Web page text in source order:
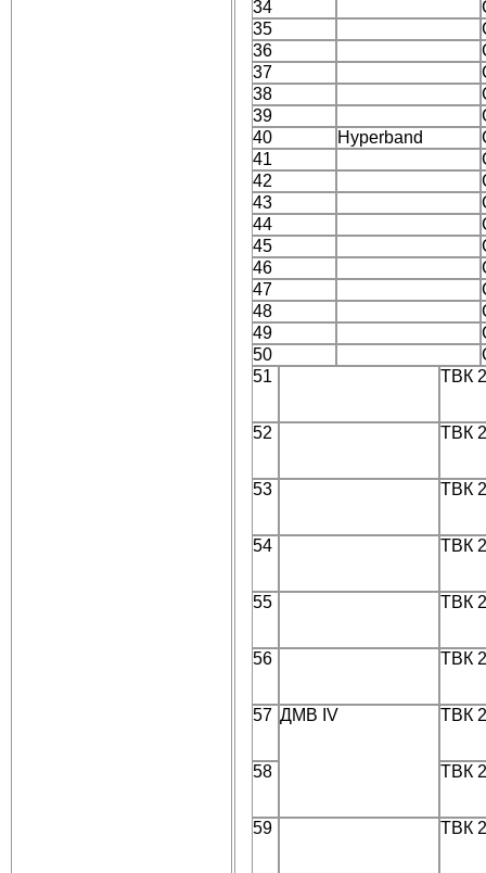
34
35
36
37
38
39
40
Hyperband
41
42
43
44
45
46
47
48
49
50
51
ТВК
52 ТВК
53 ТВК
54 ТВК
55 ТВК
56 ТВК
57 ДMB IV ТВК
58 ТВК
59 ТВК